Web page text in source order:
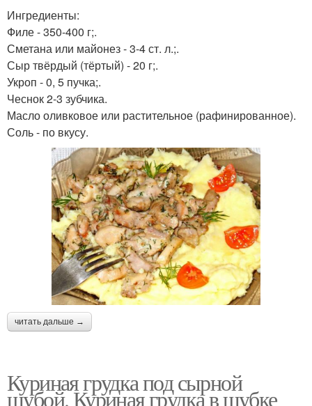
Ингредиенты:
Филе - 350-400 г;.
Сметана или майонез - 3-4 ст. л.;.
Сыр твёрдый (тёртый) - 20 г;.
Укроп - 0, 5 пучка;.
Чеснок 2-3 зубчика.
Масло оливковое или растительное (рафинированное).
Соль - по вкусу.
читать дальше →
Куриная грудка под сырной
шубой. Куриная грудка в шубке